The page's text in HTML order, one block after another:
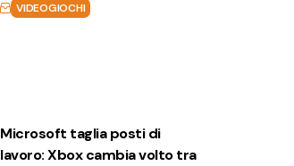
VIDEOGIOCHI
Microsoft taglia posti di
lavoro: Xbox cambia volto tra